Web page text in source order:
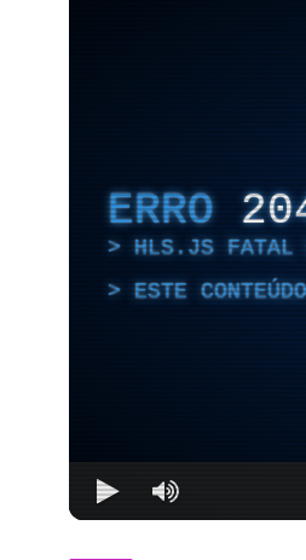
ERRO
HLS.JS FATAL
ESTE